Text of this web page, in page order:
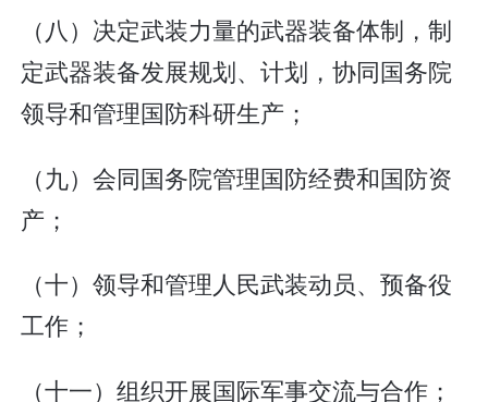
（八）决定武装力量的武器装备体制，制
定武器装备发展规划、计划，协同国务院
领导和管理国防科研生产；
（九）会同国务院管理国防经费和国防资
产；
（十）领导和管理人民武装动员、预备役
工作；
（十一）组织开展国际军事交流与合作；